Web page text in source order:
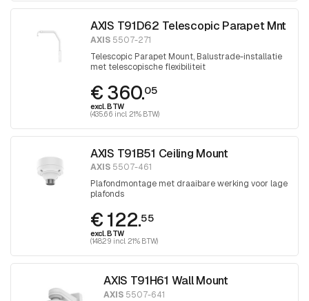
AXIS T91D62 Telescopic Parapet Mnt
AXIS 5507-271
Telescopic Parapet Mount, Balustrade-installatie
met telescopische flexibiliteit
€ 360.05
excl. BTW
(435.66 incl. 21% BTW)
AXIS T91B51 Ceiling Mount
AXIS 5507-461
Plafondmontage met draaibare werking voor lage
plafonds
€ 122.55
excl. BTW
(148.29 incl. 21% BTW)
AXIS T91H61 Wall Mount
AXIS 5507-641